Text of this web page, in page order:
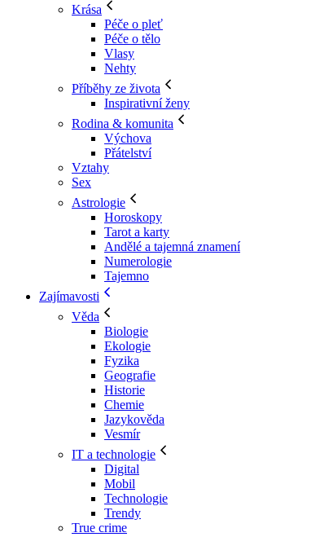
Krása
Péče o pleť
Péče o tělo
Vlasy
Nehty
Příběhy ze života
Inspirativní ženy
Rodina & komunita
Výchova
Přátelství
Vztahy
Sex
Astrologie
Horoskopy
Tarot a karty
Andělé a tajemná znamení
Numerologie
Tajemno
Zajímavosti
Věda
Biologie
Ekologie
Fyzika
Geografie
Historie
Chemie
Jazykověda
Vesmír
IT a technologie
Digital
Mobil
Technologie
Trendy
True crime